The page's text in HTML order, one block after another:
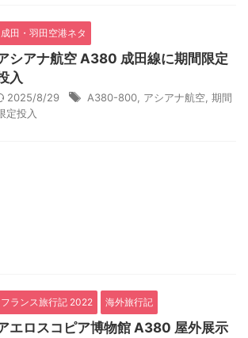
成田・羽田空港ネタ
シアナ航空 A380 成田線に期間限定
入
2025/8/29 A380-800 アシアナ航空 期間
定投入
フランス旅行記 2022 海外旅行記
エロスコピア博物館 A380 屋外展示